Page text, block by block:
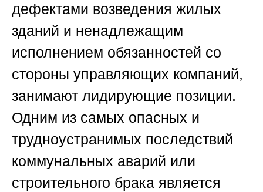
дефектами возведения жилых
зданий и ненадлежащим
исполнением обязанностей со
стороны управляющих компаний,
занимают лидирующие позиции.
Одним из самых опасных и
трудноустранимых последствий
коммунальных аварий или
строительного брака является